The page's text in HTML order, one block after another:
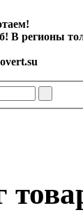
В регионы